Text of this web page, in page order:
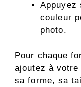
Appuyez
couleur
photo.
Pour chaque
ajoutez à votre
sa forme, sa